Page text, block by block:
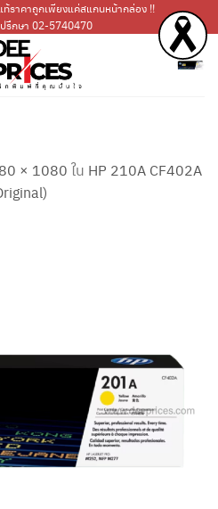
ท้ราคาถูกเพียงแค่สแกนหน้ากล่อง !!
ปรึกษา 02-5740470
× 1080 ใน HP 210A CF402A